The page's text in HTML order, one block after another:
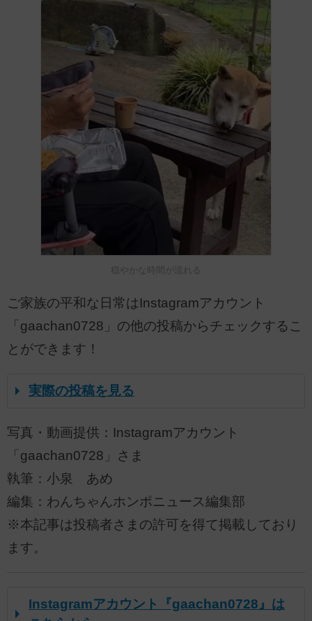
穏やかな時間が流れる
ご家族の平和な日常はInstagramアカウント
「gaachan0728」の他の投稿からチェックするこ
とができます！
実際の投稿を見る
写真・動画提供：Instagramアカウント
「gaachan0728」さま
執筆：小泉 あめ
編集：わんちゃんホンポニュース編集部
※本記事は投稿者さまの許可を得て掲載しており
ます。
Instagramアカウント『gaachan0728』は